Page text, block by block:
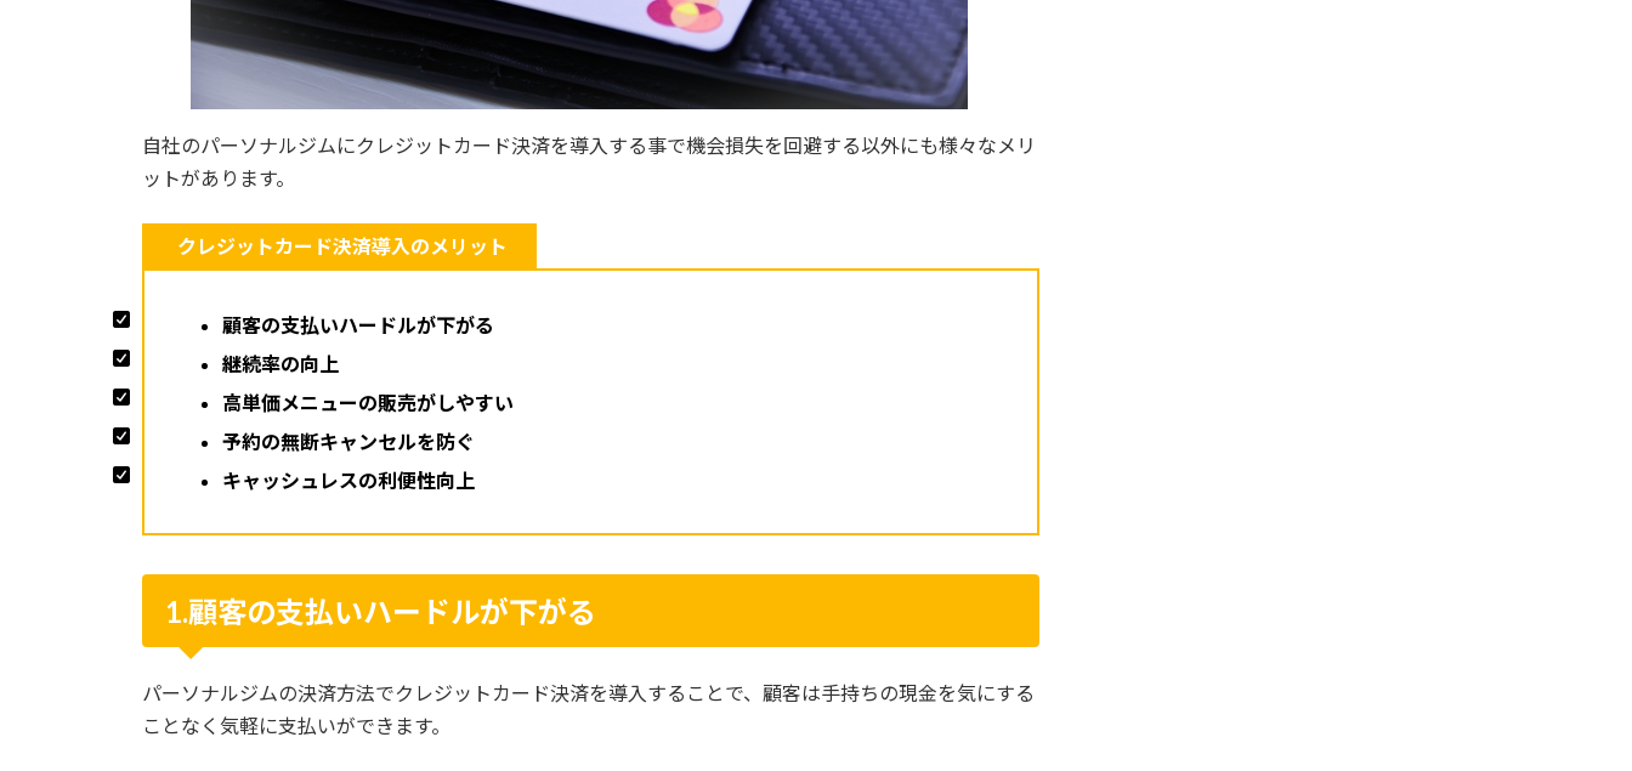
自社のパーソナルジムにクレジットカード決済を導入する事で機会損失を回避する以外にも様々なメリ
ットがあります。
クレジットカード決済導入のメリット
顧客の支払いハードルが下がる
継続率の向上
高単価メニューの販売がしやすい
予約の無断キャンセルを防ぐ
キャッシュレスの利便性向上
1.顧客の支払いハードルが下がる
パーソナルジムの決済方法でクレジットカード決済を導入することで、顧客は手持ちの現金を気にする
ことなく気軽に支払いができます。